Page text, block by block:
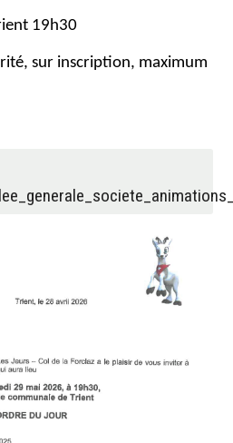
19h30
sur inscription, maximum